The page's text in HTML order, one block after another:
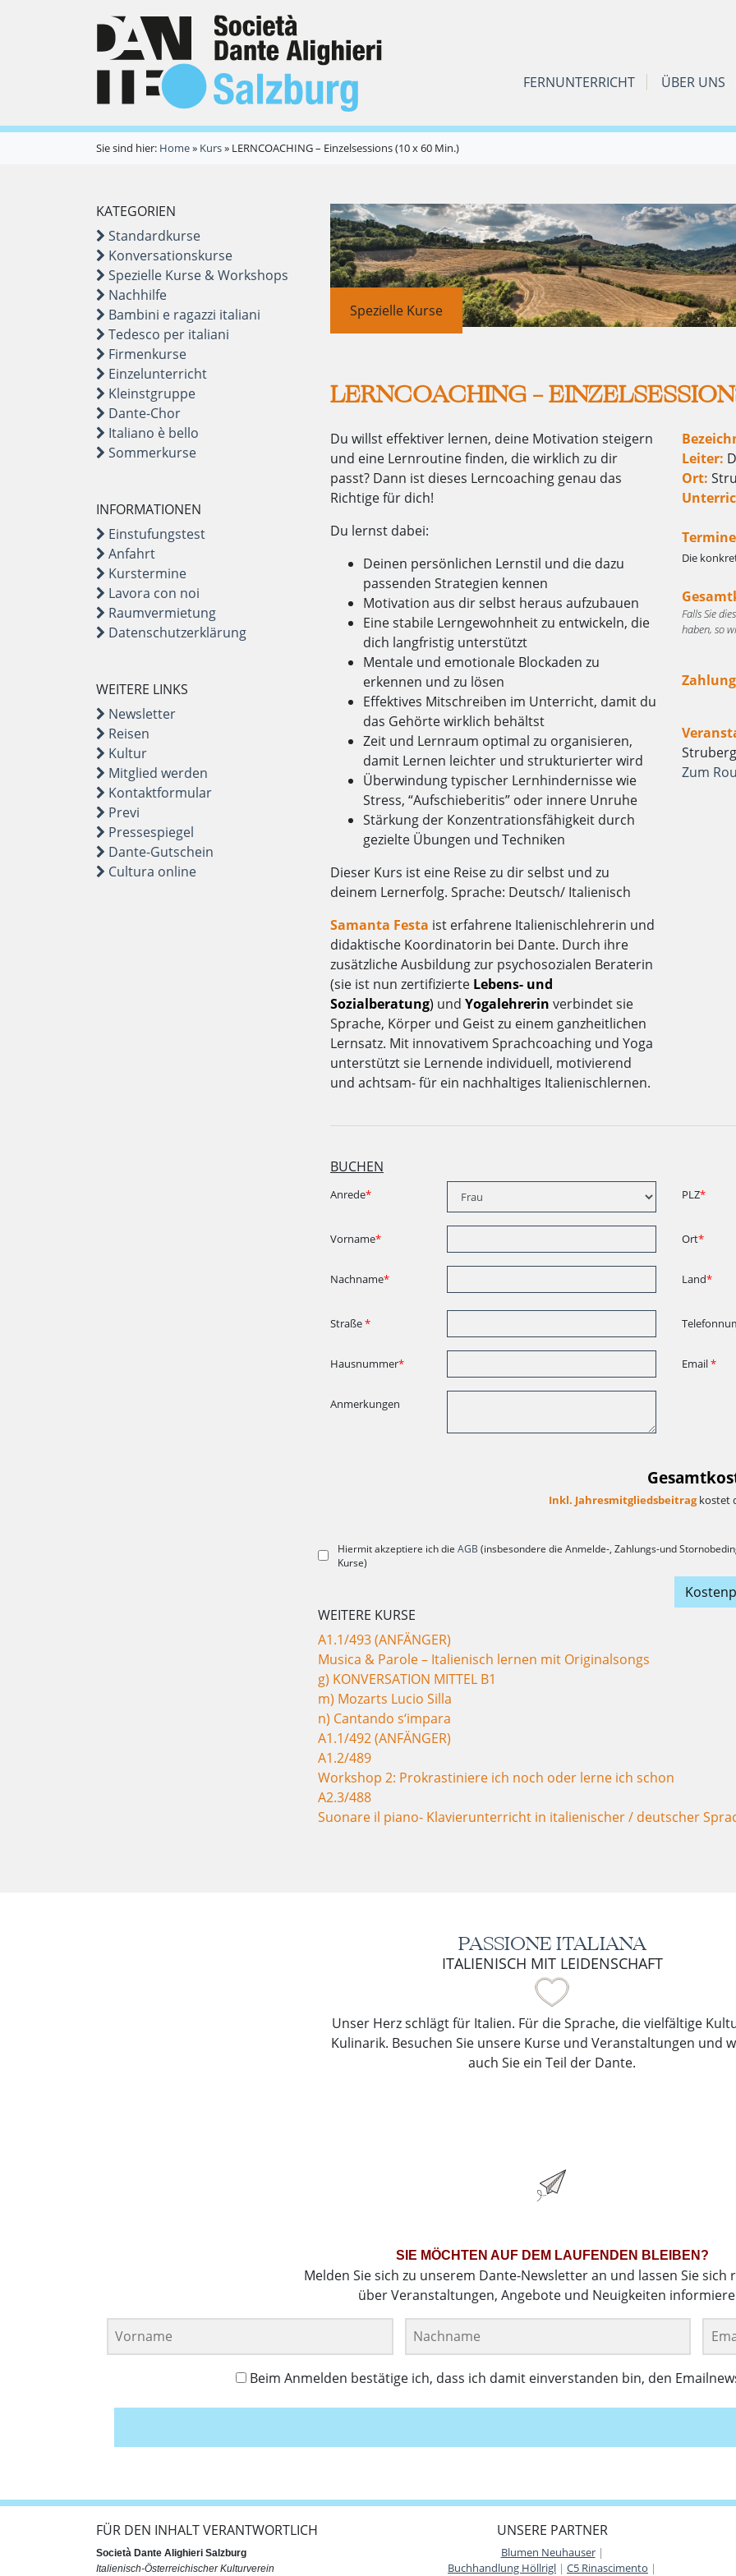
FERNUNTERRICHT ÜBER UNS
Sie sind hier: Home» Kurs» LERNCOACHING – Einzelsessions (10 x 60 Min.)
KATEGORIEN
Standardkurse
Konversationskurse
Spezielle Kurse & Workshops
Nachhilfe
Bambini e ragazzi italiani
Tedesco per italiani
Firmenkurse
Einzelunterricht
Kleinstgruppe
Dante-Chor
Italiano è bello
Sommerkurse
INFORMATIONEN
Einstufungstest
Anfahrt
Kurstermine
Lavora con noi
Raumvermietung
Datenschutzerklärung
WEITERE LINKS
Newsletter
Reisen
Kultur
Mitglied werden
Kontaktformular
Previ
Pressespiegel
Dante-Gutschein
Cultura online
Spezielle Kurse
LERNCOACHING –
Du willst effektiver lernen, deine Motivation steigern
und eine Lernroutine finden, die wirklich zu dir
passt? Dann ist dieses Lerncoaching genau das
Richtige für dich!
Du lernst dabei:
Deinen persönlichen Lernstil und die dazu
passenden Strategien kennen
Motivation aus dir selbst heraus aufzubauen
Eine stabile Lerngewohnheit zu entwickeln, die
dich langfristig unterstützt
Mentale und emotionale Blockaden zu
erkennen und zu lösen
Effektives Mitschreiben im Unterricht, damit du
das Gehörte wirklich behältst
Zeit und Lernraum optimal zu organisieren,
damit Lernen leichter und strukturierter wird
Überwindung typischer Lernhindernisse wie
Stress, “Aufschieberitis” oder innere Unruhe
Stärkung der Konzentrationsfähigkeit durch
gezielte Übungen und Techniken
Dieser Kurs ist eine Reise zu dir selbst und zu
deinem Lernerfolg. Sprache: Deutsch/ Italienisch
Samanta Festa ist erfahrene Italienischlehrerin und
didaktische Koordinatorin bei Dante. Durch ihre
zusätzliche Ausbildung zur psychosozialen Beraterin
(sie ist nun zertifizierte Lebens- und
Sozialberatung) und Yogalehrerin verbindet sie
Sprache, Körper und Geist zu einem ganzheitlichen
Lernsatz. Mit innovativem Sprachcoaching und Yoga
unterstützt sie Lernende individuell, motivierend
und achtsam- für ein nachhaltiges Italienischlernen.
Leiter:
Ort:
Die
Falls Sie
haben, so
Zum
BUCHEN
Anrede* PLZ*
Vorname* Ort*
Nachname* Land*
Straße*
Hausnummer* Email*
Anmerkungen
Inkl. Jahresmitgliedsbeitragkostet
Hiermit akzeptiere ich dieAGB (insbesondere die Anmelde-, Zahlungs-und
Kurse)
WEITERE KURSE
A1.1/493 (ANFÄNGER)
Musica & Parole – Italienisch lernen mit Originalsongs
g) KONVERSATION MITTEL B1
m) Mozarts Lucio Silla
n) Cantando s‘impara
A1.1/492 (ANFÄNGER)
A1.2/489
Workshop 2: Prokrastiniere ich noch oder lerne ich schon
A2.3/488
Suonare il piano- Klavierunterricht in italienischer / deutscher
PASSIONE ITALIANA
ITALIENISCH MIT LEIDENSCHAFT
Unser Herz schlägt für Italien. Für die Sprache, die vielfältige
Kulinarik. Besuchen Sie unsere Kurse und Veranstaltungen und
auch Sie ein Teil der Dante.
SIE MÖCHTEN AUF DEM LAUFENDEN BLEIBEN?
Melden Sie sich zu unserem Dante-Newsletter an und lassen Sie sich
über Veranstaltungen, Angebote und Neuigkeiten
Beim Anmelden bestätige ich, dass ich damit einverstanden bin, den
FÜR DEN INHALT VERANTWORTLICH
Società Dante Alighieri Salzburg
Italienisch-Österreichischer Kulturverein
UNSERE PARTNER
Blumen Neuhauser|
Buchhandlung Höllrigl | C5 Rinascimento |